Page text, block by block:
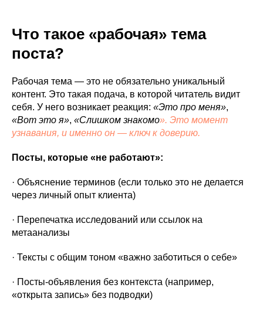
Что такое «рабочая» тема
поста?
Рабочая тема — это не обязательно уникальный
контент. Это такая подача, в которой читатель видит
себя. У него возникает реакция: «Это про меня»,
«Вот это я», «Слишком знакомо». Это момент
узнавания, и именно он — ключ к доверию.
Посты, которые «не работают»:
· Объяснение терминов (если только это не делается
через личный опыт клиента)
· Перепечатка исследований или ссылок на
метаанализы
· Тексты с общим тоном «важно заботиться о себе»
· Посты-объявления без контекста (например,
«открыта запись» без подводки)